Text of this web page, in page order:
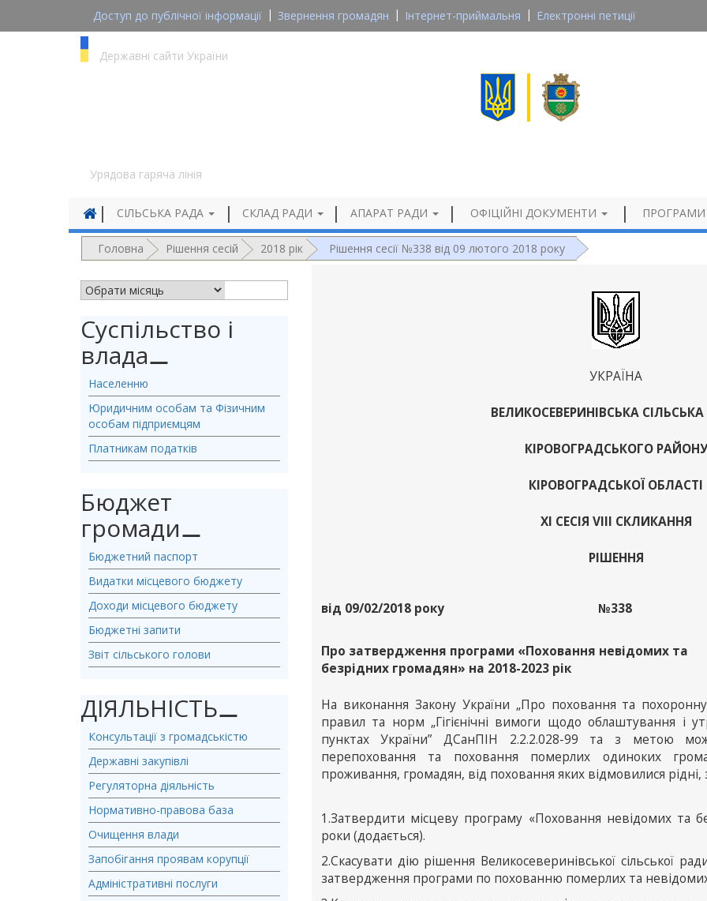
Доступ до публічної інформації Звернення громадян Інтернет-приймальня
Електронні петиції
Державні сайти України
Урядова гаряча лінія
СІЛЬСЬКА РАДА СКЛАД РАДИ АПАРАТ РАДИ ОФІЦІЙНІ ДОКУМЕНТИ
Головна Рішення сесій 2018 рік Рішення сесії №338 від 09 лютого 2018 року
АРХІВ НОВИН
Суспільство і
влада⚊
Населенню
Юридичним особам та Фізичним
особам підприємцям
Платникам податків
Бюджет
громади⚊
Бюджетний паспорт
Видатки місцевого бюджету
Доходи місцевого бюджету
Бюджетні запити
Звіт сільського голови
ДІЯЛЬНІСТЬ⚊
Консультації з громадськістю
Державні закупівлі
Регуляторна діяльність
Нормативно-правова база
Очищення влади
Запобігання проявам корупції
Адміністративні послуги
УКРАЇНА
ВЕЛИКОСЕВЕРИНІВСЬКА
КІРОВОГРАДСЬКОГО РАЙОНУ
КІРОВОГРАДСЬКОЇ ОБЛАСТІ
XІ СЕСІЯ VIII СКЛИКАННЯ
РІШЕННЯ
від 09/02/2018 року №338
Про затвердження програми «Поховання невідомих та
безрідних громадян» на 2018-2023 рік
На виконання Закону України „Про поховання та
правил та норм „Гігієнічні вимоги щодо облаштування і
пунктах України” ДСанПІН 2.2.2.028-99 та з метою
перепоховання та поховання померлих одиноких
проживання, громадян, від поховання яких відмовилися
1.Затвердити місцеву програму «Поховання невідомих та
роки (додається).
2.Скасувати дію рішення Великосеверинівської сільської
затвердження програми по похованню померлих та